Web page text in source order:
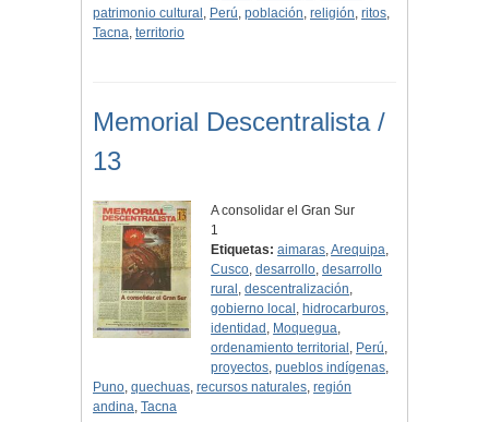
patrimonio cultural , Perú, población, religión, ritos,
Tacna, territorio
Memorial Descentralista /
13
A consolidar el Gran Sur
1
Etiquetas: aimaras,Arequipa,
Cusco,desarrollo,desarrollo
rural ,descentralización,
gobierno local , hidrocarburos,
identidad , Moquegua,
ordenamiento territorial , Perú,
proyectos,pueblos indígenas,
Puno, quechuas, recursos naturales, región
andina, Tacna